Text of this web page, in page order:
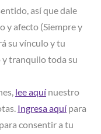
así que dale
y afecto (Siempre y
su vínculo y tu
y tranquilo toda su
lee aquí nuestro
Ingresa aquí para
consentir a tu